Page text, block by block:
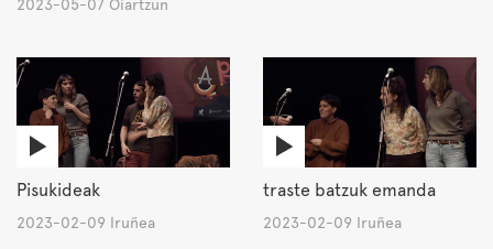
2023-05-07 Oiartzun
Pisukideak
2023-02-09 Iruñea
traste batzuk emanda
2023-02-09 Iruñea